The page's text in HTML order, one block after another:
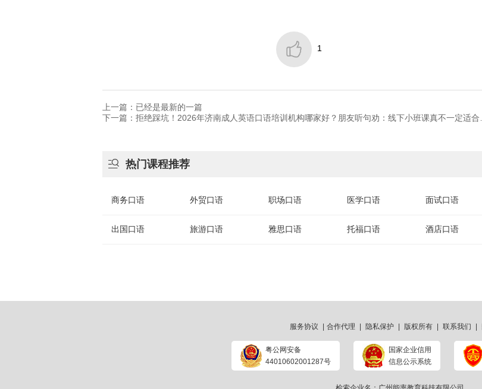
 1
上一篇：已经是最新的一篇
 热门课程推荐
商务口语 外贸口语 职场口语 医学口语 面试口语
出国口语 旅游口语 雅思口语 托福口语 酒店口语
服务协议 合作代理 隐私保护 版权所有 联系我们
粤公网安备
44010602001287号
国家企业信用
信息公示系统